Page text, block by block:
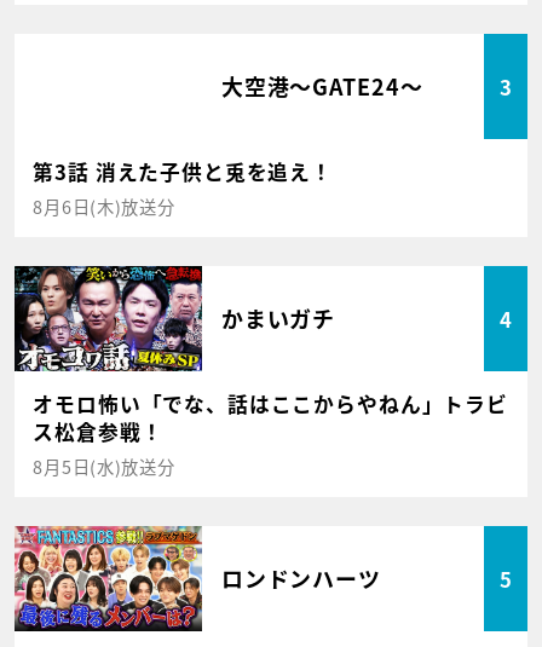
大空港～GATE24～ 3
第3話 消えた子供と兎を追え！
8月6日(木)放送分
かまいガチ 4
オモロ怖い「でな、話はここからやねん」トラビ
ス松倉参戦！
8月5日(水)放送分
ロンドンハーツ 5